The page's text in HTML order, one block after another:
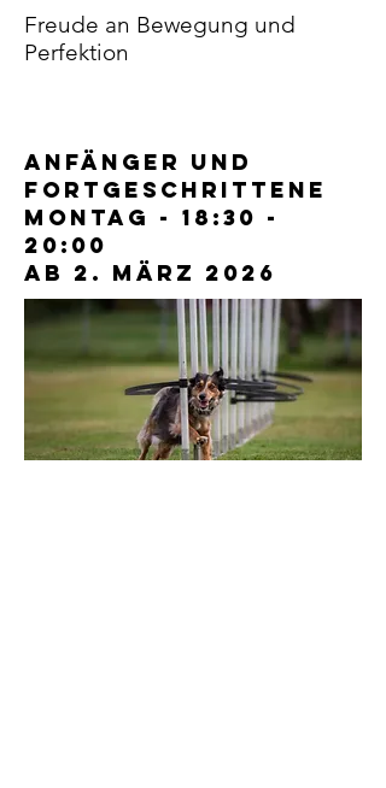
Freude an Bewegung und
Perfektion
Anfänger und
Fortgeschrittene
Montag - 18:30 -
20:00
ab 2. MÄrz 2026